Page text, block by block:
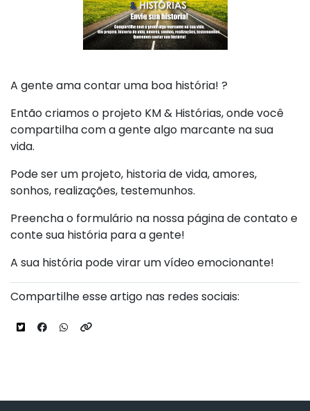
A gente ama contar uma boa história! ?
Então criamos o projeto KM & Histórias, onde você
compartilha com a gente algo marcante na sua
vida.
Pode ser um projeto, historia de vida, amores,
sonhos, realizações, testemunhos.
Preencha o formulário na nossa página de contato e
conte sua história para a gente!
A sua história pode virar um vídeo emocionante!
Compartilhe esse artigo nas redes sociais: